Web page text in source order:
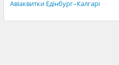
Авіаквитки Едінбург–Калгарі